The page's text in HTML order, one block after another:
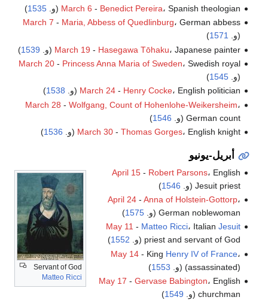
March 6 - Benedict Pereira، Spanish theologian (و. 1535
)
March 7 - Maria, Abbess of Quedlinburg، German abbess
(و.
1571
)
March 19 - Hasegawa Tōhaku، Japanese painter (و. 1539
)
March 20- Princess Anna Maria of Sweden، Swedish royal
(و.1545
)
March 24- Henry Cocke، English politician (و. 1538
)
March 28 - Wolfgang, Count of Hohenlohe-Weikersheim،
German count (و.
1546
)
March 30- Thomas Gorges، English knight (و. 1536
)
أبريل-يونيو
Servant of God
Matteo Ricci
April 15- Robert Parsons، English
Jesuit priest (و.
1546
)
April 24- Anna of Holstein-Gottorp،
German noblewoman (و.
1575
)
May 11 - Matteo Ricci، Italian Jesuit
priest and servant of God (و.
1552
)
May 14- King Henry IV of France،
(assassinated) (و.
1553
)
May 17 - Gervase Babington، English
churchman (و.
1549
)